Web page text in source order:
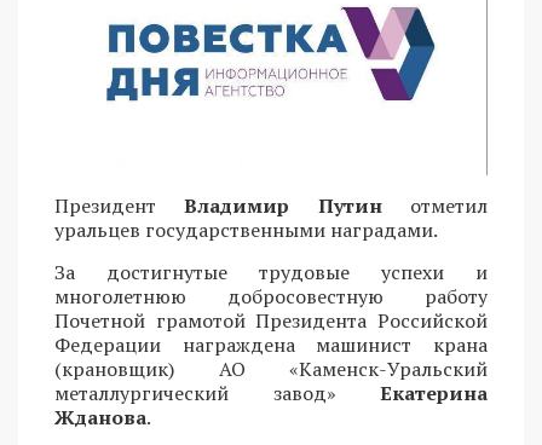
ПрезидентВладимир Путин отметил
уральцев государственными наградами.
За достигнутые трудовые успехи и
многолетнюю добросовестную работу
Почетной грамотой Президента Российской
Федерации награждена машинист крана
(крановщик) АО «Каменск-Уральский
металлургический завод» Екатерина
Жданова.